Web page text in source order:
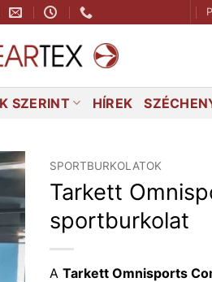
SZERINT HÍREK
SPORTBURKOLATOK
Tarkett
sportburkolat
A Tarkett Omnisports